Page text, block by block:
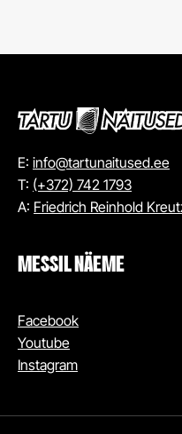
E: info@tartunaitused.ee
T: (+372) 742 1793
A: Friedrich Reinhold
MESSIL NÄEME
Facebook
Youtube
Instagram